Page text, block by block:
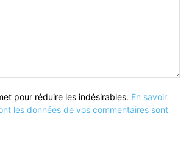
pour réduire les indésirables. En savoir
les données de vos commentaires sont